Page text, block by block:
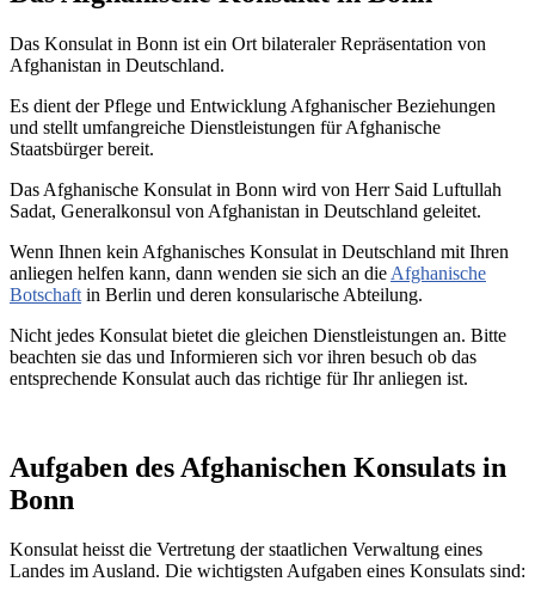
Das Konsulat in Bonn ist ein Ort bilateraler Repräsentation von
Afghanistan in Deutschland.
Es dient der Pflege und Entwicklung Afghanischer Beziehungen
und stellt umfangreiche Dienstleistungen für Afghanische
Staatsbürger bereit.
Das Afghanische Konsulat in Bonn wird von Herr Said Luftullah
Sadat, Generalkonsul von Afghanistan in Deutschland geleitet.
Wenn Ihnen kein Afghanisches Konsulat in Deutschland mit Ihren
anliegen helfen kann, dann wenden sie sich an die Afghanische
Botschaft in Berlin und deren konsularische Abteilung.
Nicht jedes Konsulat bietet die gleichen Dienstleistungen an. Bitte
beachten sie das und Informieren sich vor ihren besuch ob das
entsprechende Konsulat auch das richtige für Ihr anliegen ist.
Aufgaben des Afghanischen Konsulats in
Bonn
Konsulat heisst die Vertretung der staatlichen Verwaltung eines
Landes im Ausland. Die wichtigsten Aufgaben eines Konsulats sind: